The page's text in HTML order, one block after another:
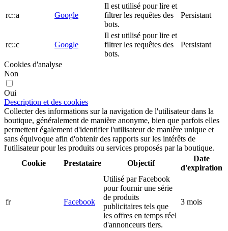
rc::a Google
Il est utilisé pour lire et
filtrer les requêtes des
bots.
Persistant
rc::c Google
Il est utilisé pour lire et
filtrer les requêtes des
bots.
Persistant
Cookies d'analyse
Non
Oui
Description et des cookies
Collecter des informations sur la navigation de l'utilisateur dans la
boutique, généralement de manière anonyme, bien que parfois elles
permettent également d'identifier l'utilisateur de manière unique et
sans équivoque afin d'obtenir des rapports sur les intérêts de
l'utilisateur pour les produits ou services proposés par la boutique.
Cookie
Prestataire Objectif
Date
d'expiration
fr Facebook
Utilisé par Facebook
pour fournir une série
de produits
publicitaires tels que
les offres en temps réel
d'annonceurs tiers.
3 mois